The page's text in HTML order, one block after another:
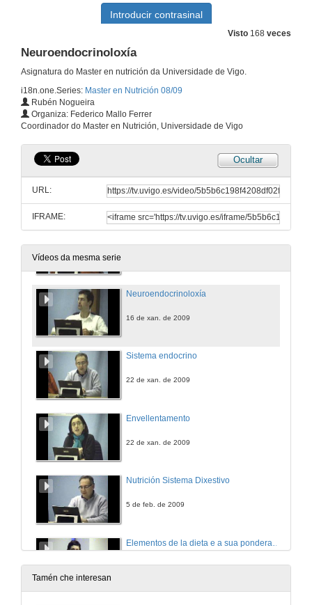
Visto 168 veces
Neuroendocrinoloxía
Asignatura do Master en nutrición da Universidade de Vigo.
i18n.one.Series: Master en Nutrición 08/09
Rubén Nogueira
Organiza: Federico Mallo Ferrer
Coordinador do Master en Nutrición, Universidade de Vigo
Ocultar
URL:
IFRAME:
Vídeos da mesma serie
18 de dec. de 2008
18 de dec. de 2008
19 de dec. de 2008
Patología del metabolismo Fosfo-Calcio-Magnesio
Neuroendocrinoloxía
16 de xan. de 2009
Sistema endocrino
22 de xan. de 2009
Envellentamento
22 de xan. de 2009
Nutrición Sistema Dixestivo
5 de feb. de 2009
5 de feb. de 2009
Tamén che interesan